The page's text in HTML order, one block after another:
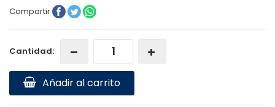
Compartir
Cantidad:
Añadir al carrito